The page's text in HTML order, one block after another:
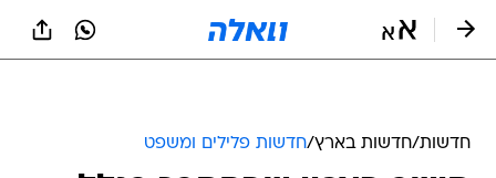
חדשות/חדשות בארץ/חדשות פלילים ומשפט